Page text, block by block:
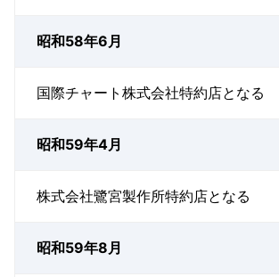
昭和58年6月
国際チャート株式会社特約店となる
昭和59年4月
株式会社鷺宮製作所特約店となる
昭和59年8月